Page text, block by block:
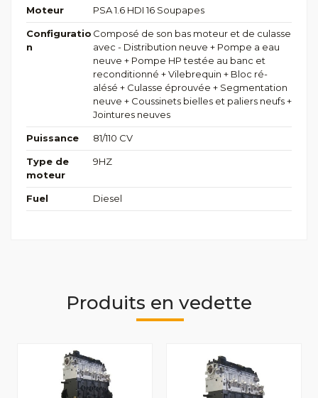
Moteur PSA 1.6 HDI 16 Soupapes
Configuratio
n
Composé de son bas moteur et de culasse
avec - Distribution neuve + Pompe a eau
neuve + Pompe HP testée au banc et
reconditionné + Vilebrequin + Bloc ré-
alésé + Culasse éprouvée + Segmentation
neuve + Coussinets bielles et paliers neufs +
Jointures neuves
Puissance 81/110 CV
Type de
moteur
9HZ
Fuel Diesel
Produits en vedette